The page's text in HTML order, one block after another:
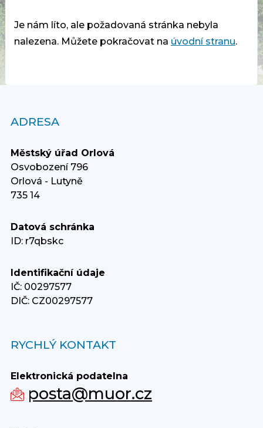
Je nám líto, ale požadovaná stránka nebyla
nalezena. Můžete pokračovat na úvodní stranu.
ADRESA
Městský úřad Orlová
Osvobození 796
Orlová - Lutyně
735 14
Datová schránka
ID: r7qbskc
Identifikační údaje
IČ: 00297577
DIČ: CZ00297577
RYCHLÝ KONTAKT
Elektronická podatelna
posta@muor.cz